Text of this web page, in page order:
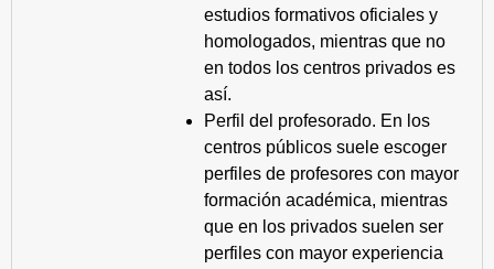
estudios formativos oficiales y
homologados, mientras que no
en todos los centros privados es
así.
Perfil del profesorado. En los
centros públicos suele escoger
perfiles de profesores con mayor
formación académica, mientras
que en los privados suelen ser
perfiles con mayor experiencia